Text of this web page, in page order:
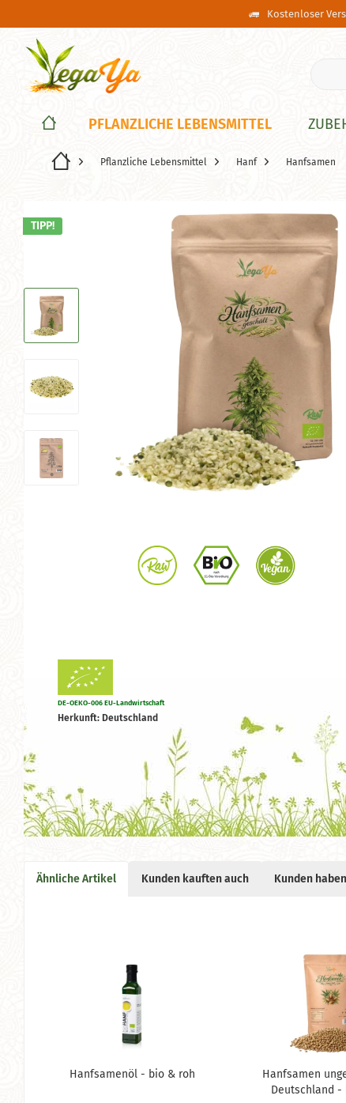
Kostenloser
PFLANZLICHE LEBENSMITTEL
Pflanzliche Lebensmittel Hanf Hanfsamen
TIPP!
DE-OEKO-006 EU-Landwirtschaft
Herkunft: Deutschland
Ähnliche Artikel Kunden kauften auch Kunden
Hanfsamenöl - bio & roh
Hanfsamen
Deutschland -